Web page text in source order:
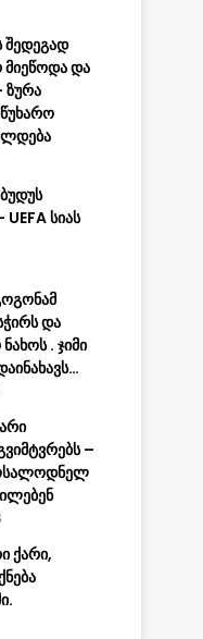
შედეგად
მიეწოდა და
ზურა
სიას
და
. ჯიმი
–
ქარი,